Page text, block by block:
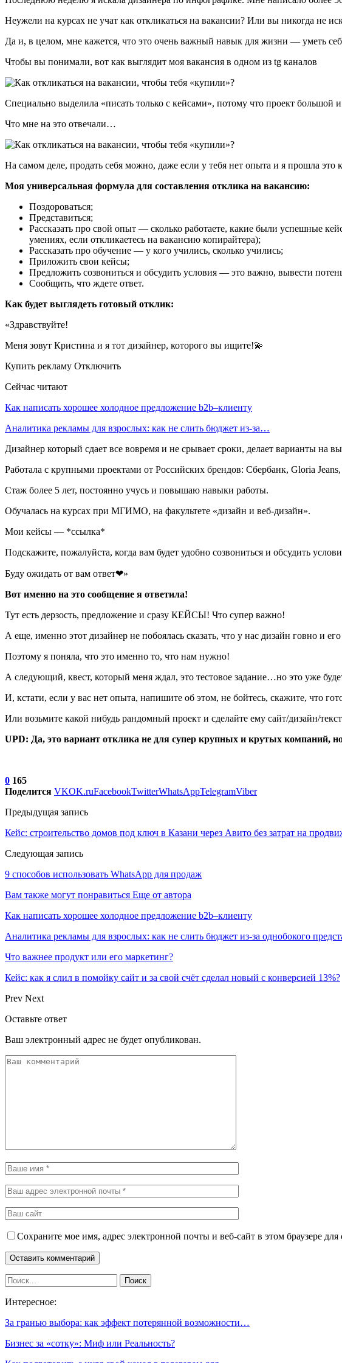
Неужели на курсах не учат как откликаться на вакансии? Или вы никогда не
Да и, в целом, мне кажется, что это очень важный навык для жизни — уметь
Чтобы вы понимали, вот как выглядит моя вакансия в одном из tg каналов
Специально выделила «писать только с кейсами», потому что проект большой
Что мне на это отвечали…
На самом деле, продать себя можно, даже если у тебя нет опыта и я прошла это
Моя универсальная формула для составления отклика на вакансию:
Поздороваться;
Представиться;
Рассказать про свой опыт — сколько работаете, какие были успешные
умениях, если откликаетесь на вакансию копирайтера);
Рассказать про обучение — у кого учились, сколько учились;
Приложить свои кейсы;
Предложить созвониться и обсудить условия — это важно, вывести
Сообщить, что ждете ответ.
Как будет выглядеть готовый отклик:
«Здравствуйте!
Меня зовут Кристина и я тот дизайнер, которого вы ищите!💫
Купить рекламу Отключить
Сейчас читают
Как написать хорошее холодное предложение b2b–клиенту
Аналитика рекламы для взрослых: как не слить бюджет из-за…
Дизайнер который сдает все вовремя и не срывает сроки, делает варианты на
Работала с крупными проектами от Российских брендов: Сбербанк, Gloria
Стаж более 5 лет, постоянно учусь и повышаю навыки работы.
Обучалась на курсах при МГИМО, на факультете «дизайн и веб-дизайн».
Мои кейсы — *ссылка*
Подскажите, пожалуйста, когда вам будет удобно созвониться и обсудить
Буду ожидать от вам ответ❤»
Вот именно на это сообщение я ответила!
Тут есть дерзость, предложение и сразу КЕЙСЫ! Что супер важно!
А еще, именно этот дизайнер не побоялась сказать, что у нас дизайн говно и
Поэтому я поняла, что это именно то, что нам нужно!
А следующий, квест, который меня ждал, это тестовое задание…но это уже
И, кстати, если у вас нет опыта, напишите об этом, не бойтесь, скажите, что
Или возьмите какой нибудь рандомный проект и сделайте ему сайт/дизайн/
UPD: Да, это вариант отклика не для супер крупных и крутых компаний,
0 165
Поделится VKOK.ruFacebookTwitterWhatsAppTelegramViber
Предыдущая запись
Кейс: строительство домов под ключ в Казани через Авито без затрат на
Следующая запись
9 способов использовать WhatsApp для продаж
Вам также могут понравиться Еще от автора
Как написать хорошее холодное предложение b2b–клиенту
Аналитика рекламы для взрослых: как не слить бюджет из-за однобокого
Что важнее продукт или его маркетинг?
Кейс: как я слил в помойку сайт и за свой счёт сделал новый с конверсией 13%?
Prev Next
Оставьте ответ
Ваш электронный адрес не будет опубликован.
Сохраните мое имя, адрес электронной почты и веб-сайт в этом браузере
Интересное:
За гранью выбора: как эффект потерянной возможности…
Бизнес за «сотку»: Миф или Реальность?